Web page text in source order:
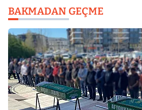
BAKMADAN GEÇME